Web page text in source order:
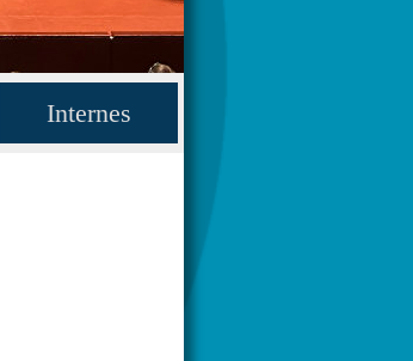
Internes